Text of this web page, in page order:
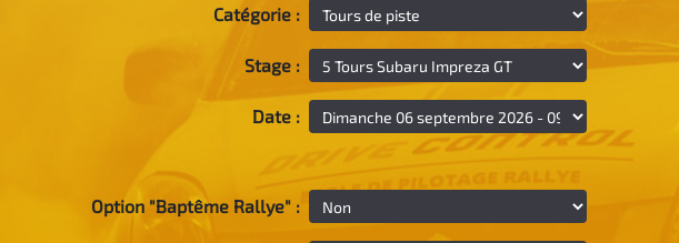
Catégorie :
Stage :
Date :
Option "Baptême Rallye" :